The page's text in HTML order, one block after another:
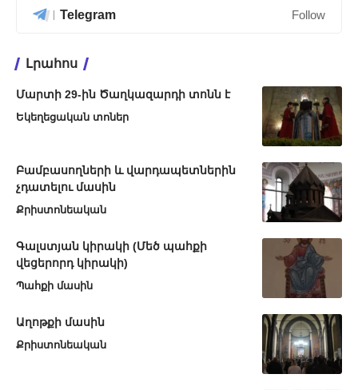
Telegram Follow
Լրահոս
Մարտի 29-ին Ծաղկազարդի տոնն է
Եկեղեցական տոներ
Բամբասողների և վարդապետներին
չդատելու մասին
Քրիստոնեական
Գալստյան կիրակի (Մեծ պահքի
վեցերորդ կիրակի)
Պահքի մասին
Աղոթքի մասին
Քրիստոնեական